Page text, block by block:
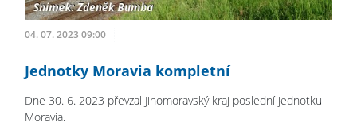
04. 07. 2023 09:00
Jednotky Moravia kompletní
Dne 30. 6. 2023 převzal Jihomoravský kraj poslední jednotku
Moravia.